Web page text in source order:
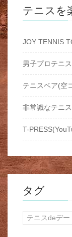
テニスを
JOY TENNIS
男子プロテニ
テニスベア(空
非常識なテニ
T-
タグ
テニスdeデー